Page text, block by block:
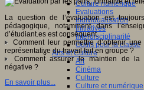
Culture numérique
Evaluations
Individualisation
Initiatives
Interdisciplinarité
Outils pour la classe
Arts et Culture
Art
Cinéma
Culture
Culture et numérique
La question de l’évaluation est
pédagogique, notamment dans
d’étudiant.es est conséquent.
Comment leur permettre d’obtenir
représentative du travail fait en groupe ?
Comment assurer le maintien de la
négative ?
En savoir plus...